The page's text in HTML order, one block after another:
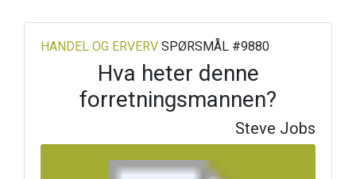
HANDEL OG ERVERV SPØRSMÅL #9880
Hva heter denne
forretningsmannen?
Steve Jobs